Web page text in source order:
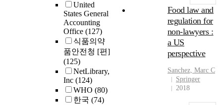
United
States General
Accounting
Office (127)
식품의약
품안전청 [편]
(125)
NetLibrary,
Inc (124)
WHO (80)
한국 (74)
Food law and
regulation for
non-lawyers :
a US
perspective
Sanchez, Marc C
Springer
2018